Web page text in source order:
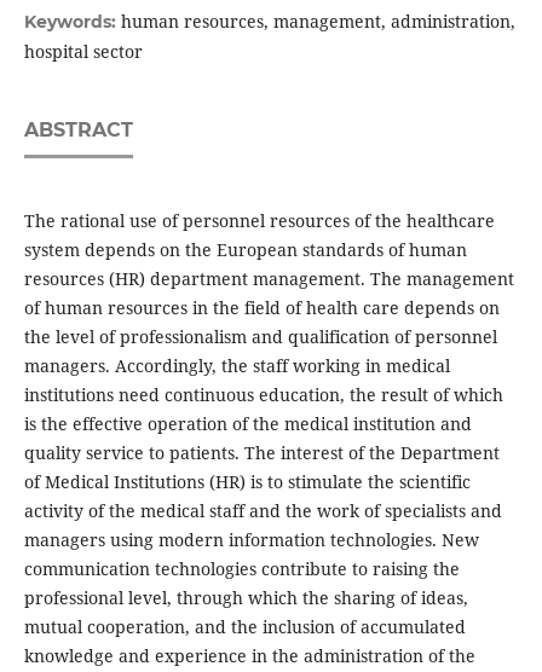
Keywords: human resources, management, administration,
hospital sector
ABSTRACT
The rational use of personnel resources of the healthcare
system depends on the European standards of human
resources (HR) department management. The management
of human resources in the field of health care depends on
the level of professionalism and qualification of personnel
managers. Accordingly, the staff working in medical
institutions need continuous education, the result of which
is the effective operation of the medical institution and
quality service to patients. The interest of the Department
of Medical Institutions (HR) is to stimulate the scientific
activity of the medical staff and the work of specialists and
managers using modern information technologies. New
communication technologies contribute to raising the
professional level, through which the sharing of ideas,
mutual cooperation, and the inclusion of accumulated
knowledge and experience in the administration of the